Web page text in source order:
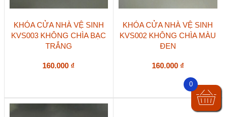
KHÓA CỬA NHÀ VỆ SINH
KVS003 KHÔNG CHÌA BẠC
TRẮNG
160.000 ₫
KHÓA CỬA NHÀ VỆ SINH
KVS002 KHÔNG CHÌA MÀU
ĐEN
160.000 ₫
0